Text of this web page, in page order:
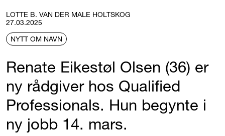
LOTTE B. VAN DER MALE HOLTSKOG
27.03.2025
NYTT OM NAVN
Renate Eikestøl Olsen (36) er
ny rådgiver hos Qualified
Professionals. Hun begynte i
ny jobb 14. mars.